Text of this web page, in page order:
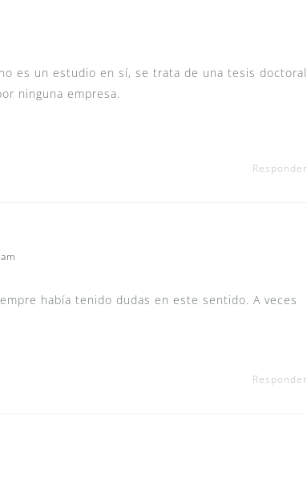
es un estudio en sí, se trata de una tesis doctoral.
ninguna empresa.
Responder
había tenido dudas en este sentido. A veces
Responder